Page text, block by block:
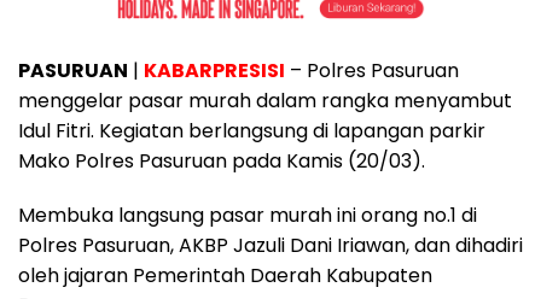
PASURUAN | KABARPRESISI – Polres Pasuruan
menggelar pasar murah dalam rangka menyambut
Idul Fitri. Kegiatan berlangsung di lapangan parkir
Mako Polres Pasuruan pada Kamis (20/03).
Membuka langsung pasar murah ini orang no.1 di
Polres Pasuruan, AKBP Jazuli Dani Iriawan, dan dihadiri
oleh jajaran Pemerintah Daerah Kabupaten